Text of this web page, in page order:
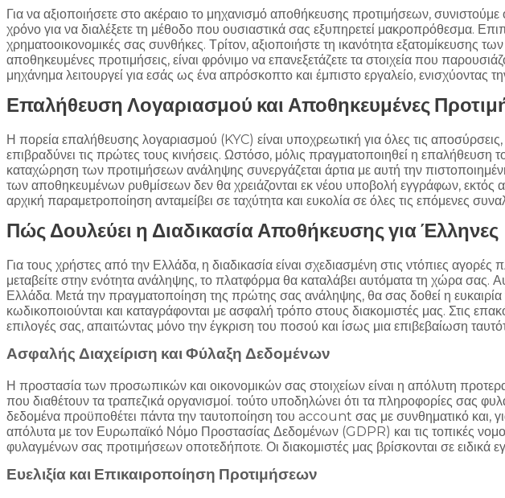
Για να αξιοποιήσετε στο ακέραιο το μηχανισμό αποθήκευσης προτιμήσεων,
χρόνο για να διαλέξετε τη μέθοδο που ουσιαστικά σας εξυπηρετεί μακροπρόθεσμα.
χρηματοοικονομικές σας συνθήκες. Τρίτον, αξιοποιήστε τη ικανότητα εξατομίκευσης
αποθηκευμένες προτιμήσεις, είναι φρόνιμο να επανεξετάζετε τα στοιχεία που
μηχάνημα λειτουργεί για εσάς ως ένα απρόσκοπτο και έμπιστο εργαλείο, ενισχύοντας
Επαλήθευση Λογαριασμού και Αποθηκευμένες
Η πορεία επαλήθευσης λογαριασμού (KYC) είναι υποχρεωτική για όλες τις
επιβραδύνει τις πρώτες τους κινήσεις. Ωστόσο, μόλις πραγματοποιηθεί η επαλήθευση
καταχώρηση των προτιμήσεων ανάληψης συνεργάζεται άρτια με αυτή την
των αποθηκευμένων ρυθμίσεων δεν θα χρειάζονται εκ νέου υποβολή εγγράφων, εκτός
αρχική παραμετροποίηση ανταμείβει σε ταχύτητα και ευκολία σε όλες τις επόμενες
Πώς Δουλεύει η Διαδικασία Αποθήκευσης για Έλληνες
Για τους χρήστες από την Ελλάδα, η διαδικασία είναι σχεδιασμένη στις ντόπιες
μεταβείτε στην ενότητα ανάληψης, το πλατφόρμα θα καταλάβει αυτόματα τη χώρα σας.
Ελλάδα. Μετά την πραγματοποίηση της πρώτης σας ανάληψης, θα σας δοθεί η ευκαιρία
κωδικοποιούνται και καταγράφονται με ασφαλή τρόπο στους διακομιστές μας. Στις
επιλογές σας, απαιτώντας μόνο την έγκριση του ποσού και ίσως μια επιβεβαίωση
Ασφαλής Διαχείριση και Φύλαξη Δεδομένων
Η προστασία των προσωπικών και οικονομικών σας στοιχείων είναι η απόλυτη
που διαθέτουν τα τραπεζικά οργανισμοί. τούτο υποδηλώνει ότι τα πληροφορίες σας
δεδομένα προϋποθέτει πάντα την ταυτοποίηση του account σας με συνθηματικό και,
απόλυτα με τον Ευρωπαϊκό Νόμο Προστασίας Δεδομένων (GDPR) και τις τοπικές
φυλαγμένων σας προτιμήσεων οποτεδήποτε. Οι διακομιστές μας βρίσκονται σε
Ευελιξία και Επικαιροποίηση Προτιμήσεων